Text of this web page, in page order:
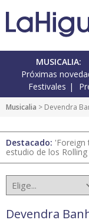
MUSICALIA:
Próximas
Festivales
Musicalia > Devendra
Destacado: 'Foreign
estudio de los
Devendra